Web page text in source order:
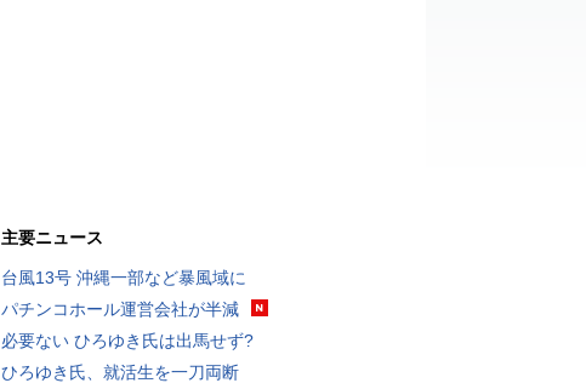
主要ニュース
台風13号 沖縄一部など暴風域に
パチンコホール運営会社が半減
必要ない ひろゆき氏は出馬せず?
ひろゆき氏、就活生を一刀両断